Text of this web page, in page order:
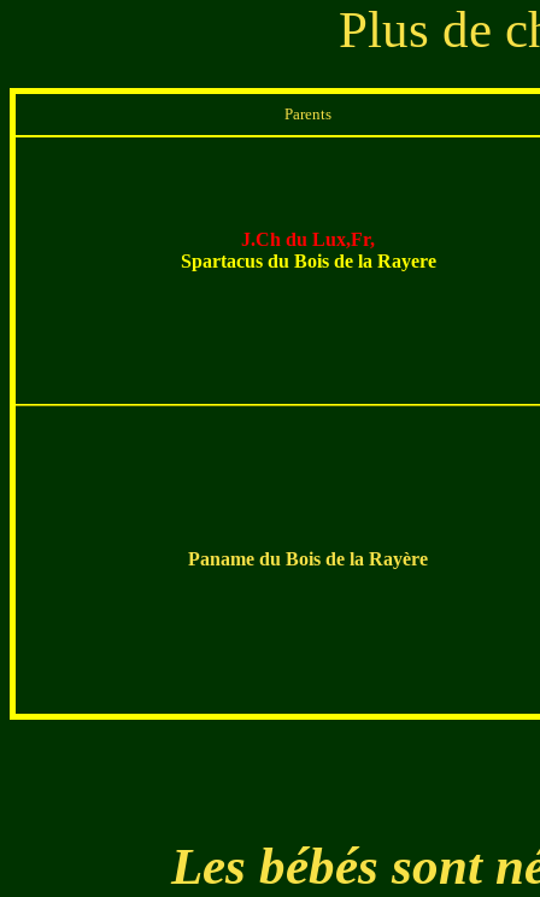
Plus de
Parents
J.Ch du Lux,Fr,
Spartacus du Bois de la Rayere
Paname du Bois de la Rayère
Les bébés sont